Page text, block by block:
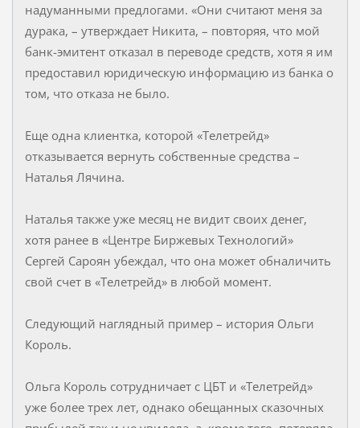
надуманными предлогами. «Они считают меня за
дурака, – утверждает Никита, – повторяя, что мой
банк-эмитент отказал в переводе средств, хотя я им
предоставил юридическую информацию из банка о
том, что отказа не было.
Еще одна клиентка, которой «Телетрейд»
отказывается вернуть собственные средства –
Наталья Лячина.
Наталья также уже месяц не видит своих денег,
хотя ранее в «Центре Биржевых Технологий»
Сергей Сароян убеждал, что она может обналичить
свой счет в «Телетрейд» в любой момент.
Следующий наглядный пример – история Ольги
Король.
Ольга Король сотрудничает с ЦБТ и «Телетрейд»
уже более трех лет, однако обещанных сказочных